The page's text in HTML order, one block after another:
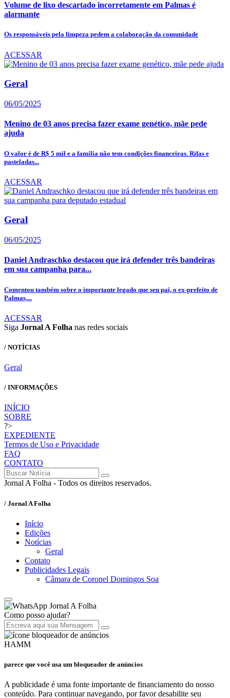
Volume de lixo descartado incorretamente em Palmas é
alarmante
Os responsáveis pela limpeza pedem a colaboração da comunidade
ACESSAR
Geral
06/05/2025
Menino de 03 anos precisa fazer exame genético, mãe pede
ajuda
O valor é de R$ 5 mil e a família não tem condições financeiras. Rifas e
pasteladas...
ACESSAR
Geral
06/05/2025
Daniel Andraschko destacou que irá defender três bandeiras
em sua campanha para...
Comentou também sobre o importante legado que seu pai, o ex-prefeito de
Palmas,...
ACESSAR
Siga Jornal A Folha nas redes sociais
/ NOTÍCIAS
Geral
/ INFORMAÇÕES
INÍCIO
SOBRE
?>
EXPEDIENTE
Termos de Uso e Privacidade
FAQ
CONTATO
Jornal A Folha - Todos os direitos reservados.
/ Jornal A Folha
Início
Edições
Notícias
Geral
Contato
Publicidades Legais
Câmara de Coronel Domingos Soa
Jornal A Folha
Como posso ajudar?
HAMM
parece que você usa um bloqueador de anúncios
A publicidade é uma fonte importante de financiamento do nosso
conteúdo. Para continuar navegando, por favor desabilite seu